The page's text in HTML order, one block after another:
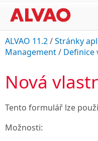
ALVAO 11.2/Stránky
Management/ Definice
Nová
Tento formulář lze
Možnosti: